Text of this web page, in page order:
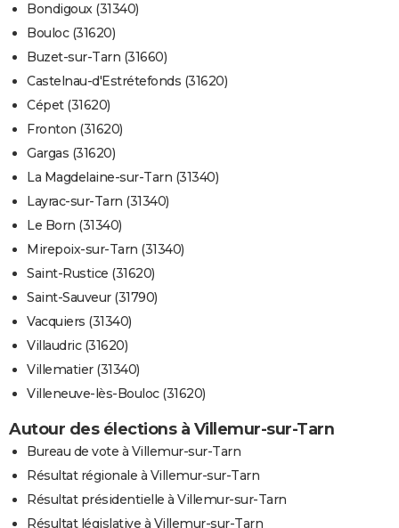
Bondigoux (31340)
Bouloc (31620)
Buzet-sur-Tarn (31660)
Castelnau-d'Estrétefonds (31620)
Cépet (31620)
Fronton (31620)
Gargas (31620)
La Magdelaine-sur-Tarn (31340)
Layrac-sur-Tarn (31340)
Le Born (31340)
Mirepoix-sur-Tarn (31340)
Saint-Rustice (31620)
Saint-Sauveur (31790)
Vacquiers (31340)
Villaudric (31620)
Villematier (31340)
Villeneuve-lès-Bouloc (31620)
Autour des élections à Villemur-sur-Tarn
Bureau de vote à Villemur-sur-Tarn
Résultat régionale à Villemur-sur-Tarn
Résultat présidentielle à Villemur-sur-Tarn
Résultat législative à Villemur-sur-Tarn